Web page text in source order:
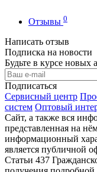
Отзывы 0
Написать отзыв
Подписка на новости
Будьте в курсе
Подписаться
Сервисный центр
систем Оптовый
Сайт, а также вся
представленная на
информационный
является публичной
Статьи 437